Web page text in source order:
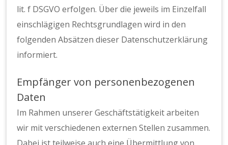
lit. f DSGVO erfolgen. Über die jeweils im Einzelfall
einschlägigen Rechtsgrundlagen wird in den
folgenden Absätzen dieser Datenschutzerklärung
informiert.
Empfänger von personenbezogenen
Daten
Im Rahmen unserer Geschäftstätigkeit arbeiten
wir mit verschiedenen externen Stellen zusammen.
Dabei ist teilweise auch eine Übermittlung von